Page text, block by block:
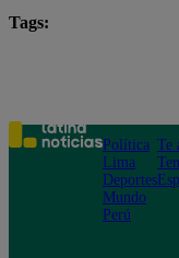
Tags:
Política
Lima
Deportes
Mundo
Perú
Te